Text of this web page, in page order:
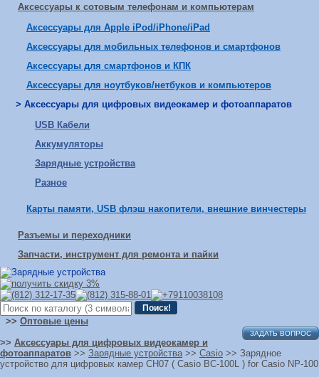
Аксессуары к сотовым телефонам и компьютерам
Аксессуары для Apple iPod/iPhone/iPad
Аксессуары для мобильных телефонов и смартфонов
Аксессуары для смартфонов и КПК
Аксессуары для ноутбуков/нетбуков и компьютеров
> Аксессуары для цифровых видеокамер и фотоаппаратов
USB Кабели
Аккумуляторы
Зарядные устройства
Разное
Карты памяти, USB флэш накопители, внешние винчестеры
Разъемы и переходники
Запчасти, инструмент для ремонта и пайки
>> Оптовые цены
ЗАДАТЬ ВОПРОС
>> Аксессуары для цифровых видеокамер и
фотоаппаратов >> Зарядные устройства >> Casio >> Зарядное
устройство для цифровых камер СН07 ( Casio BC-100L ) for Casio NP-100